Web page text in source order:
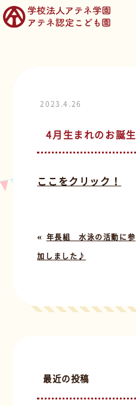
2023.4.26
4月生まれのお誕
ここをクリック！
« 年長組 水泳の活動に参
加しました♪
最近の投稿